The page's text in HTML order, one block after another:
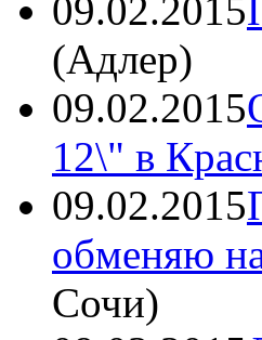
09.02.2015
(Адлер)
09.02.2015
12\" в
09.02.2015
обменяю
Сочи)